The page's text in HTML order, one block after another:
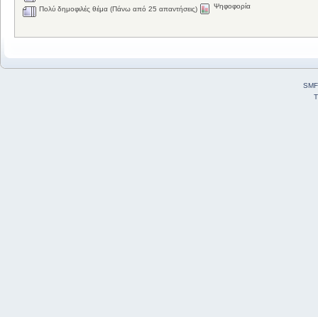
Πολύ δημοφιλές θέμα (Πάνω από 25 απαντήσεις) Ψηφοφορία